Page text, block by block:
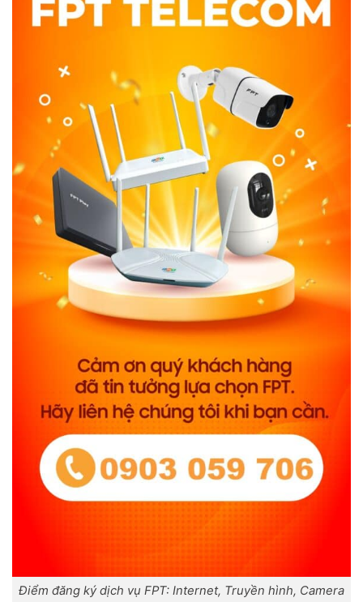
Điểm đăng ký dịch vụ FPT: Internet, Truyền hình, Camera